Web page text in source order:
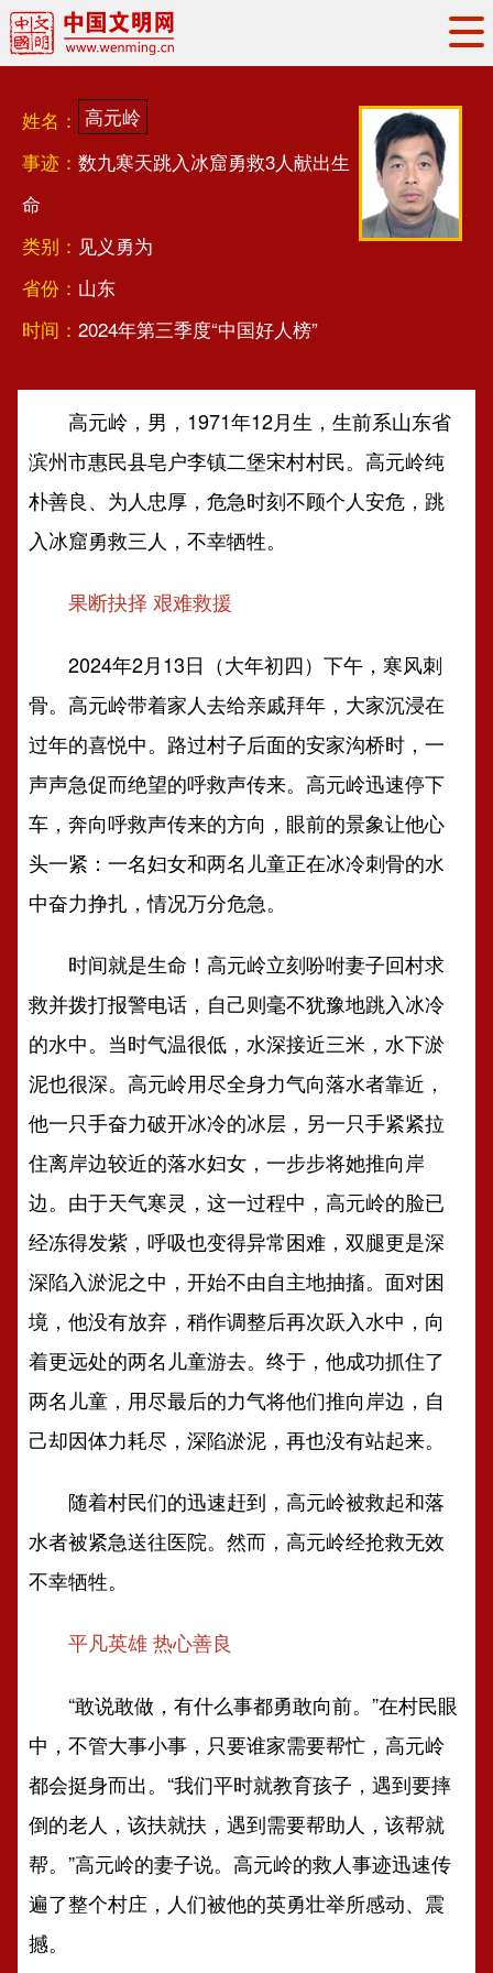
要闻
权威发布
地方交流
文明培育
文明实践
文明创建
文明矩阵
姓名： 高元岭
事迹： 数九寒天跳入冰窟勇救3人献出生
命
类别： 见义勇为
省份： 山东
时间： 2024年第三季度“中国好人榜”
高元岭，男，1971年12月生，生前系山东省
滨州市惠民县皂户李镇二堡宋村村民。高元岭纯
朴善良、为人忠厚，危急时刻不顾个人安危，跳
入冰窟勇救三人，不幸牺牲。
果断抉择 艰难救援
2024年2月13日（大年初四）下午，寒风刺
骨。高元岭带着家人去给亲戚拜年，大家沉浸在
过年的喜悦中。路过村子后面的安家沟桥时，一
声声急促而绝望的呼救声传来。高元岭迅速停下
车，奔向呼救声传来的方向，眼前的景象让他心
头一紧：一名妇女和两名儿童正在冰冷刺骨的水
中奋力挣扎，情况万分危急。
时间就是生命！高元岭立刻吩咐妻子回村求
救并拨打报警电话，自己则毫不犹豫地跳入冰冷
的水中。当时气温很低，水深接近三米，水下淤
泥也很深。高元岭用尽全身力气向落水者靠近，
他一只手奋力破开冰冷的冰层，另一只手紧紧拉
住离岸边较近的落水妇女，一步步将她推向岸
边。由于天气寒灵，这一过程中，高元岭的脸已
经冻得发紫，呼吸也变得异常困难，双腿更是深
深陷入淤泥之中，开始不由自主地抽搐。面对困
境，他没有放弃，稍作调整后再次跃入水中，向
着更远处的两名儿童游去。终于，他成功抓住了
两名儿童，用尽最后的力气将他们推向岸边，自
己却因体力耗尽，深陷淤泥，再也没有站起来。
随着村民们的迅速赶到，高元岭被救起和落
水者被紧急送往医院。然而，高元岭经抢救无效
不幸牺牲。
平凡英雄 热心善良
“敢说敢做，有什么事都勇敢向前。”在村民眼
中，不管大事小事，只要谁家需要帮忙，高元岭
都会挺身而出。“我们平时就教育孩子，遇到要摔
倒的老人，该扶就扶，遇到需要帮助人，该帮就
帮。”高元岭的妻子说。高元岭的救人事迹迅速传
遍了整个村庄，人们被他的英勇壮举所感动、震
撼。